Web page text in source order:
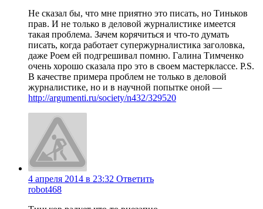
Не сказал бы, что мне приятно это писать, но Тиньков
прав. И не только в деловой журналистике имеется
такая проблема. Зачем корячиться и что-то думать
писать, когда работает супержурналистика заголовка,
даже Роем ей подгрешивал помню. Галина Тимченко
очень хорошо сказала про это в своем мастерклассе. P.S.
В качестве примера проблем не только в деловой
журналистике, но и в научной попытке оной —
http://argumenti.ru/society/n432/329520
4 апреля 2014 в 23:32 Ответить
robot468